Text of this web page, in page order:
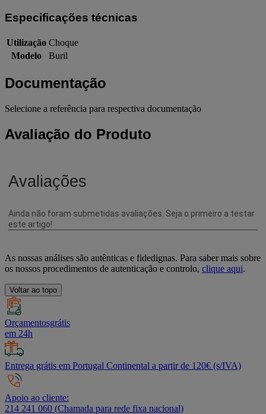
Especificações técnicas
Utilização Choque
Modelo
Buril
Documentação
Selecione a referência para respectiva documentação
Avaliação do Produto
As nossas análises são autênticas e fidedignas. Para saber mais sobre
os nossos procedimentos de autenticação e controlo, clique aqui.
Voltar ao topo
Orçamentosgrátis
em 24h
Entrega grátis em Portugal Continental a partir de 120€ (s/IVA)
Apoio ao cliente:
214 241 060 (Chamada para rede fixa nacional)